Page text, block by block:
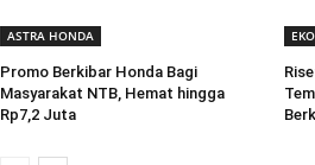
ASTRA HONDA
Promo Berkibar Honda Bagi
Masyarakat NTB, Hemat hingga
Rp7,2 Juta